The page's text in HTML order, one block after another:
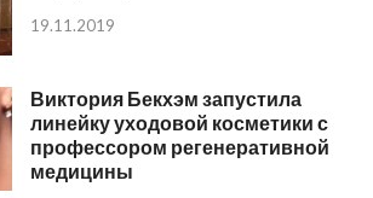
19.11.2019
Виктория Бекхэм запустила
линейку уходовой косметики с
профессором регенеративной
медицины